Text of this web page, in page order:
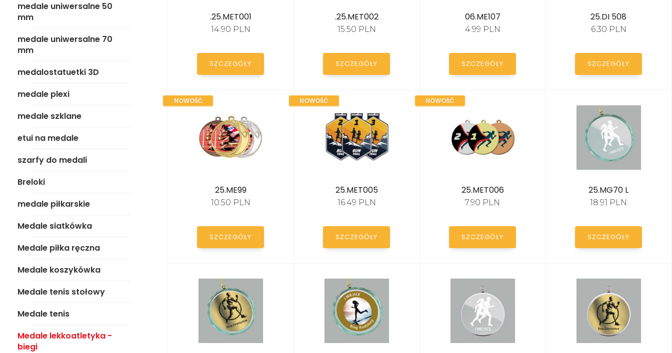
medale plexi
medale szklane
biegi
Medale pływanie
Medale wędkarskie
Medale strażackie
medale uniwersalne 50
mm
medale uniwersalne 70
mm
medalostatuetki 3D
medale plexi
medale szklane
etui na medale
szarfy do medali
Breloki
medale piłkarskie
Medale siatkówka
Medale piłka ręczna
Medale koszykówka
Medale tenis stołowy
Medale tenis
Medale lekkoatletyka -
biegi
.25.MET001
14.90 PLN
SZCZEGÓŁY
.25.MET002
15.50 PLN
SZCZEGÓŁY
06.ME107
4.99 PLN
SZCZEGÓŁY
25.DI 508
6.30 PLN
SZCZEGÓŁY
NOWOŚĆ
25.ME99
10.50 PLN
SZCZEGÓŁY
NOWOŚĆ
25.MET005
16.49 PLN
SZCZEGÓŁY
NOWOŚĆ
25.MET006
7.90 PLN
SZCZEGÓŁY
25.MG70 L
18.91 PLN
SZCZEGÓŁY